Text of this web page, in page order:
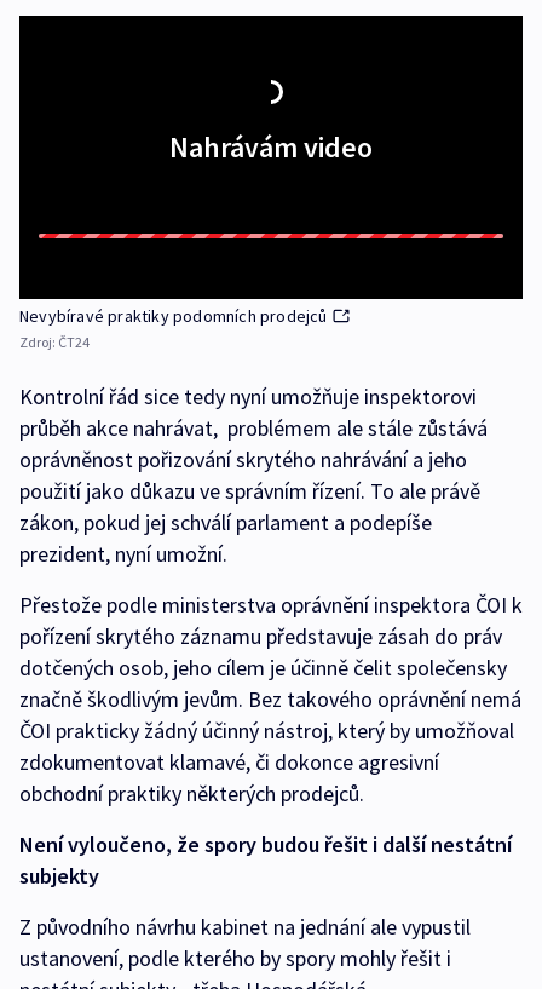
Nahrávám video
Nevybíravé praktiky podomních prodejců
Zdroj: ČT24
Kontrolní řád sice tedy nyní umožňuje inspektorovi
průběh akce nahrávat, problémem ale stále zůstává
oprávněnost pořizování skrytého nahrávání a jeho
použití jako důkazu ve správním řízení. To ale právě
zákon, pokud jej schválí parlament a podepíše
prezident, nyní umožní.
Přestože podle ministerstva oprávnění inspektora ČOI k
pořízení skrytého záznamu představuje zásah do práv
dotčených osob, jeho cílem je účinně čelit společensky
značně škodlivým jevům. Bez takového oprávnění nemá
ČOI prakticky žádný účinný nástroj, který by umožňoval
zdokumentovat klamavé, či dokonce agresivní
obchodní praktiky některých prodejců.
Není vyloučeno, že spory budou řešit i další nestátní
subjekty
Z původního návrhu kabinet na jednání ale vypustil
ustanovení, podle kterého by spory mohly řešit i